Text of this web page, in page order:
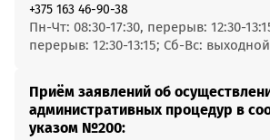
+375 163 46-90-38
Пн-Чт: 08:30-17:30, перерыв: 12:30-
перерыв: 12:30-13:15; Сб-Вс: выходной
Приём заявлений об
административных процедур в
указом №200: